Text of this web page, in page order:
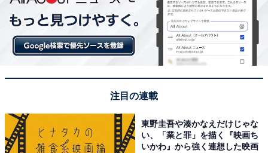
注目の連載
東野圭吾や湊かなえだけじゃな
い、「業と罪」を描く『映画ち
いかわ』から強く連想した映画